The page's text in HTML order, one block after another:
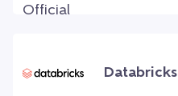
Databricks